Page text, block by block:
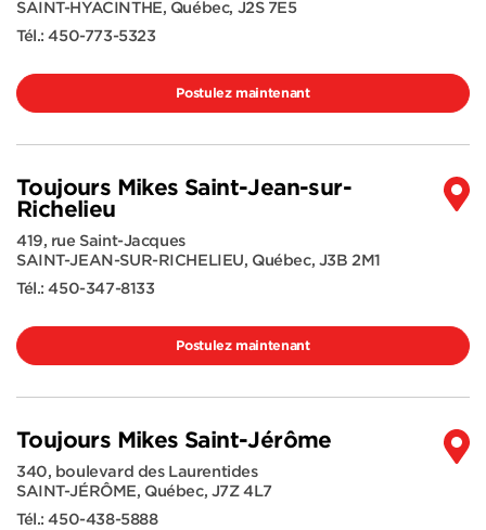
SAINT-HYACINTHE, Québec, J2S 7E5
Tél.:450-773-5323
Postulez maintenant
Toujours Mikes Saint-Jean-sur-
Richelieu
419, rue Saint-Jacques
SAINT-JEAN-SUR-RICHELIEU, Québec, J3B 2M1
Tél.:450-347-8133
Postulez maintenant
Toujours Mikes Saint-Jérôme
340, boulevard des Laurentides
SAINT-JÉRÔME, Québec, J7Z 4L7
Tél.:450-438-5888